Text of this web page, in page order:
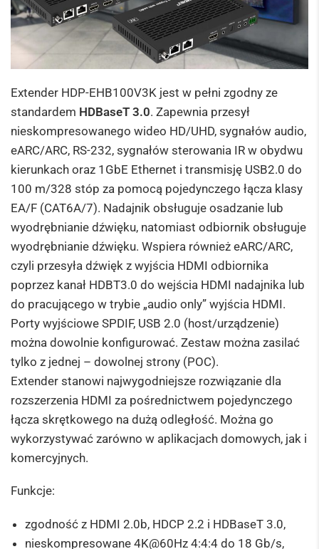
Extender HDP-EHB100V3K jest w pełni zgodny ze
standardem HDBaseT 3.0. Zapewnia przesył
nieskompresowanego wideo HD/UHD, sygnałów audio,
eARC/ARC, RS-232, sygnałów sterowania IR w obydwu
kierunkach oraz 1GbE Ethernet i transmisję USB2.0 do
100 m/328 stóp za pomocą pojedynczego łącza klasy
EA/F (CAT6A/7). Nadajnik obsługuje osadzanie lub
wyodrębnianie dźwięku, natomiast odbiornik obsługuje
wyodrębnianie dźwięku. Wspiera również eARC/ARC,
czyli przesyła dźwięk z wyjścia HDMI odbiornika
poprzez kanał HDBT3.0 do wejścia HDMI nadajnika lub
do pracującego w trybie „audio only” wyjścia HDMI.
Porty wyjściowe SPDIF, USB 2.0 (host/urządzenie)
można dowolnie konfigurować. Zestaw można zasilać
tylko z jednej – dowolnej strony (POC).
Extender stanowi najwygodniejsze rozwiązanie dla
rozszerzenia HDMI za pośrednictwem pojedynczego
łącza skrętkowego na dużą odległość. Można go
wykorzystywać zarówno w aplikacjach domowych, jak i
komercyjnych.
Funkcje:
zgodność z HDMI 2.0b, HDCP 2.2 i HDBaseT 3.0,
nieskompresowane 4K@60Hz 4:4:4 do 18 Gb/s,